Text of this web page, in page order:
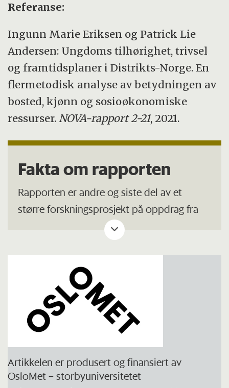
Referanse:
Ingunn Marie Eriksen og Patrick Lie
Andersen: Ungdoms tilhørighet, trivsel
og framtidsplaner i Distrikts-Norge. En
flermetodisk analyse av betydningen av
bosted, kjønn og sosioøkonomiske
ressurser.NOVA-rapport 2-21, 2021.
Fakta om rapporten
Rapporten er andre og siste del av et
større forskningsprosjekt på oppdrag fra
Distriktssenteret. Målet har vært å
undersøke hvordan det er å være ung i
Distrikts-Norge og hvordan de ser for seg
fremtiden sin.
I den første rapporten (Bakken 2020) der
forskerne brukte kvantitative metoder, ble
det funnet stor grad av likhet mellom
I denne rapporten har forskerne benyttet
Artikkelen er produsert og finansiert av
OsloMet – storbyuniversitetet